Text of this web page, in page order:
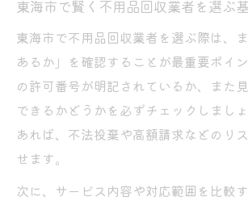
東海市で賢く不用品回収業者を選ぶ
東海市で不用品回収業者を選ぶ際は、
あるか」を確認することが最重要ポイ
の許可番号が明記されているか、また
できるかどうかを必ずチェックしまし
あれば、不法投棄や高額請求などのリ
せます。
次に、サービス内容や対応範囲を比較